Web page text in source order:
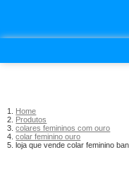
Home
Produtos
colares femininos com ouro
colar feminino ouro
loja que vende colar feminino